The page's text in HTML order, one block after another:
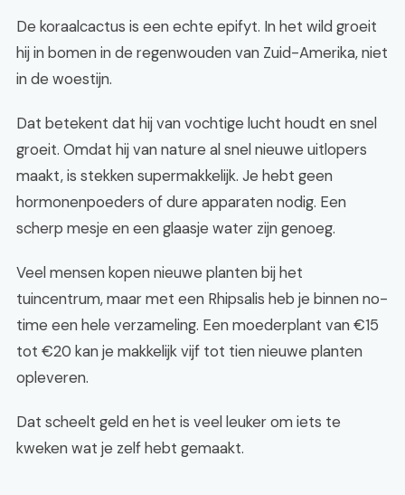
De koraalcactus is een echte epifyt. In het wild groeit
hij in bomen in de regenwouden van Zuid-Amerika, niet
in de woestijn.
Dat betekent dat hij van vochtige lucht houdt en snel
groeit. Omdat hij van nature al snel nieuwe uitlopers
maakt, is stekken supermakkelijk. Je hebt geen
hormonenpoeders of dure apparaten nodig. Een
scherp mesje en een glaasje water zijn genoeg.
Veel mensen kopen nieuwe planten bij het
tuincentrum, maar met een Rhipsalis heb je binnen no-
time een hele verzameling. Een moederplant van €15
tot €20 kan je makkelijk vijf tot tien nieuwe planten
opleveren.
Dat scheelt geld en het is veel leuker om iets te
kweken wat je zelf hebt gemaakt.